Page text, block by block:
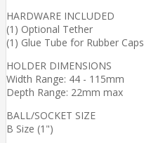
HARDWARE INCLUDED
(1) Optional Tether
(1) Glue Tube for Rubber Caps
HOLDER DIMENSIONS
Width Range: 44 - 115mm
Depth Range: 22mm max
BALL/SOCKET SIZE
B Size (1")